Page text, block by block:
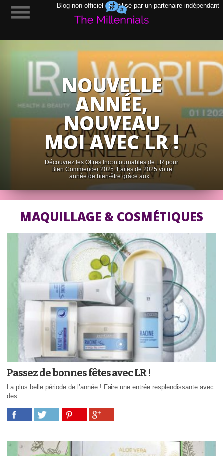
Blog non-officiel LR utilisé par un partenaire indépendant
NOUVELLE
ANNÉE,
NOUVEAU
MOI AVEC LR !
Découvrez les Offres Incontournables de LR pour
Bien Commencer 2025 !Faites de 2025 votre
année de bien-être grâce aux...
MAQUILLAGE & COSMÉTIQUES
Passez de bonnes fêtes avec LR !
La plus belle période de l’année ! Faire une entrée resplendissante avec
des...